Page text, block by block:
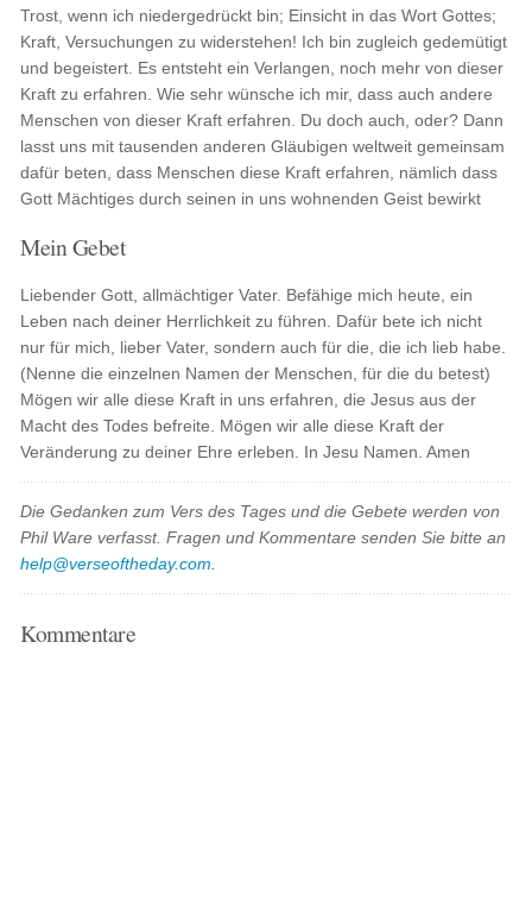
Trost, wenn ich niedergedrückt bin; Einsicht in das Wort Gottes;
Kraft, Versuchungen zu widerstehen! Ich bin zugleich gedemütigt
und begeistert. Es entsteht ein Verlangen, noch mehr von dieser
Kraft zu erfahren. Wie sehr wünsche ich mir, dass auch andere
Menschen von dieser Kraft erfahren. Du doch auch, oder? Dann
lasst uns mit tausenden anderen Gläubigen weltweit gemeinsam
dafür beten, dass Menschen diese Kraft erfahren, nämlich dass
Gott Mächtiges durch seinen in uns wohnenden Geist bewirkt
Mein Gebet
Liebender Gott, allmächtiger Vater. Befähige mich heute, ein
Leben nach deiner Herrlichkeit zu führen. Dafür bete ich nicht
nur für mich, lieber Vater, sondern auch für die, die ich lieb habe.
(Nenne die einzelnen Namen der Menschen, für die du betest)
Mögen wir alle diese Kraft in uns erfahren, die Jesus aus der
Macht des Todes befreite. Mögen wir alle diese Kraft der
Veränderung zu deiner Ehre erleben. In Jesu Namen. Amen
Die Gedanken zum Vers des Tages und die Gebete werden von
Phil Ware verfasst. Fragen und Kommentare senden Sie bitte an
help@verseoftheday.com
Kommentare